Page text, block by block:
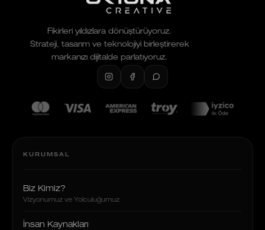
Fikirleri yıldızlara dönüştürüyoruz.
Strateji, tasarım ve teknolojiyi birleştirerek
markanızı dijitalde parlatıyoruz.
KURUMSAL
Biz Kimiz?
Vizyonumuz ve Yolculuğumuz
İnsan Kaynakları